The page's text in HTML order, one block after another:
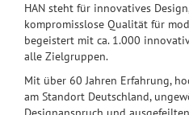
HAN steht für innovatives
kompromisslose Qualität für
begeistert mit ca. 1.000
alle Zielgruppen.
Mit über 60 Jahren Erfahrung,
am Standort Deutschland,